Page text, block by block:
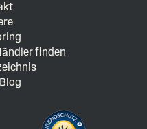
finden